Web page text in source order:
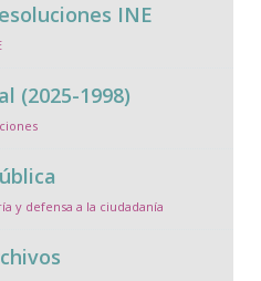
INE
(2025-1998)
y defensa a la ciudadanía